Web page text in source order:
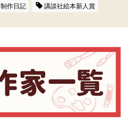
制作日記 講談社絵本新人賞